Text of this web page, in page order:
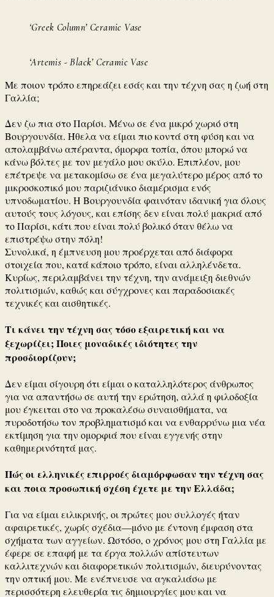
‘Greek Column’ Ceramic Vase
‘Artemis - Black’ Ceramic Vase
Με ποιον τρόπο επηρεάζει εσάς και την τέχνη σας η ζωή στη
Γαλλία;
Δεν ζω πια στο Παρίσι. Μένω σε ένα μικρό χωριό στη
Βουργουνδία. Ήθελα να είμαι πιο κοντά στη φύση και να
απολαμβάνω απέραντα, όμορφα τοπία, όπου μπορώ να
κάνω βόλτες με τον μεγάλο μου σκύλο. Επιπλέον, μου
επέτρεψε να μετακομίσω σε ένα μεγαλύτερο μέρος από το
μικροσκοπικό μου παριζιάνικο διαμέρισμα ενός
υπνοδωματίου. Η Βουργουνδία φαινόταν ιδανική για όλους
αυτούς τους λόγους, και επίσης δεν είναι πολύ μακριά από
το Παρίσι, κάτι που είναι πολύ βολικό όταν θέλω να
επιστρέψω στην πόλη!
Συνολικά, η έμπνευση μου προέρχεται από διάφορα
στοιχεία που, κατά κάποιο τρόπο, είναι αλληλένδετα.
Κυρίως, περιλαμβάνει την τέχνη, την ανάμειξη διεθνών
πολιτισμών, καθώς και σύγχρονες και παραδοσιακές
τεχνικές και αισθητικές.
Τι κάνει την τέχνη σας τόσο εξαιρετική και να
ξεχωρίζει;Ποιες μοναδικές ιδιότητες την
προσδιορίζουν;
Δεν είμαι σίγουρη ότι είμαι ο καταλληλότερος άνθρωπος
για να απαντήσω σε αυτή την ερώτηση, αλλά η φιλοδοξία
μου έγκειται στο να προκαλέσω συναισθήματα, να
πυροδοτήσω τον προβληματισμό και να ενθαρρύνω μια νέα
εκτίμηση για την ομορφιά που είναι εγγενής στην
καθημερινότητά μας.
Πώς οι ελληνικές επιρροές διαμόρφωσαν την τέχνη σας
και ποια προσωπική σχέση έχετε με την Ελλάδα;
Για να είμαι ειλικρινής, οι πρώτες μου συλλογές ήταν
αφαιρετικές, χωρίς σχέδια—μόνο με έντονη έμφαση στα
σχήματα των αγγείων. Ωστόσο, ο χρόνος μου στη Γαλλία με
έφερε σε επαφή με τα έργα πολλών απίστευτων
καλλιτεχνών και διαφορετικών πολιτισμών, διευρύνοντας
την οπτική μου. Με ενέπνευσε να αγκαλιάσω με
περισσότερη ελευθερία τις δημιουργίες μου και να